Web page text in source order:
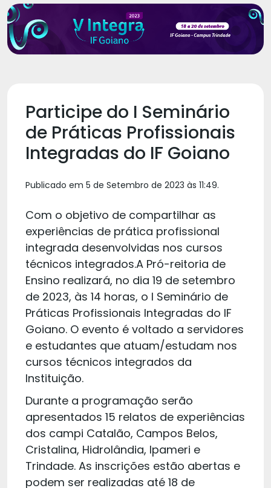
Participe do I Seminário
de Práticas Profissionais
Integradas do IF Goiano
Publicado em 5 de Setembro de 2023 às 11:49.
Com o objetivo de compartilhar as
experiências de prática profissional
integrada desenvolvidas nos cursos
técnicos integrados.A Pró-reitoria de
Ensino realizará, no dia 19 de setembro
de 2023, às 14 horas, o I Seminário de
Práticas Profissionais Integradas do IF
Goiano. O evento é voltado a servidores
e estudantes que atuam/estudam nos
cursos técnicos integrados da
Instituição.
Durante a programação serão
apresentados 15 relatos de experiências
dos campi Catalão, Campos Belos,
Cristalina, Hidrolândia, Ipameri e
Trindade. As inscrições estão abertas e
podem ser realizadas até 18 de